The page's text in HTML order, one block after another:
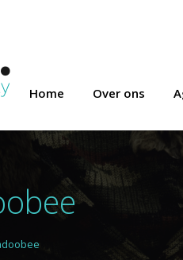
Home Over ons